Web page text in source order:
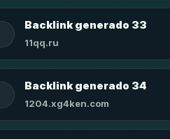
Backlink generado 33
11qq.ru
Backlink generado 34
1204.xg4ken.com